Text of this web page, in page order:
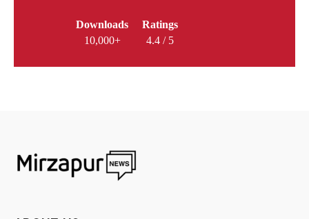
Downloads
10,000+
Ratings
4.4 / 5